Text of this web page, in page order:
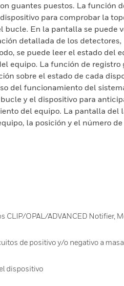
guantes puestos. La función
para comprobar la
bucle. En la pantalla se puede
detallada de los detectores,
se puede leer el estado del
equipo. La función de registro
sobre el estado de cada
del funcionamiento del
y el dispositivo para
del equipo. La pantalla del
la posición y el número de
CLIP/OPAL/ADVANCED Notifier,
de positivo y/o negativo a masa
dispositivo